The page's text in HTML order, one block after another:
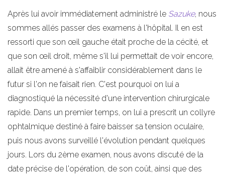
Après lui avoir immédiatement administré le Sazuke, nous
sommes allés passer des examens à l'hôpital. Il en est
ressorti que son œil gauche était proche de la cécité, et
que son œil droit, même s'il lui permettait de voir encore,
allait être amené à s'affaiblir considérablement dans le
futur si l'on ne faisait rien. C'est pourquoi on lui a
diagnostiqué la nécessité d'une intervention chirurgicale
rapide. Dans un premier temps, on lui a prescrit un collyre
ophtalmique destiné à faire baisser sa tension oculaire,
puis nous avons surveillé l'évolution pendant quelques
jours. Lors du 2ème examen, nous avons discuté de la
date précise de l'opération, de son coût, ainsi que des